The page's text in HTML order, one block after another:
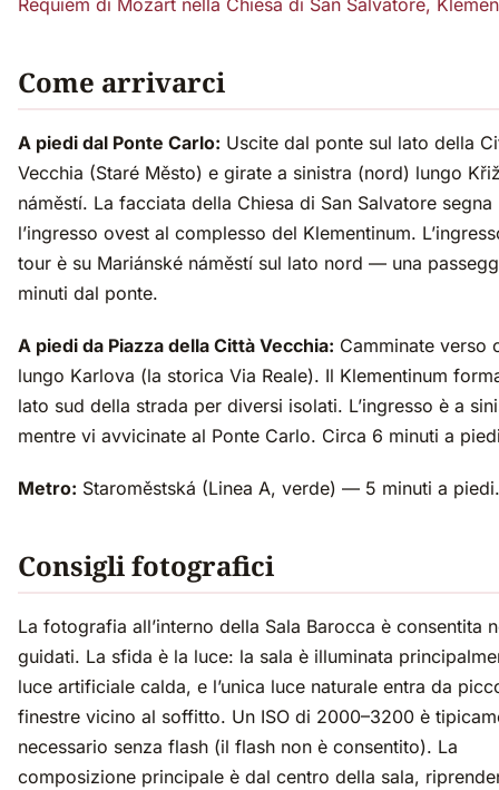
Requiem di Mozart nella Chiesa di San Salvatore,
Come arrivarci
A piedi dal Ponte Carlo: Uscite dal ponte sul lato della
Vecchia (Staré Město) e girate a sinistra (nord) lungo
náměstí. La facciata della Chiesa di San Salvatore segna
l’ingresso ovest al complesso del Klementinum.
tour è su Mariánské náměstí sul lato nord — una
minuti dal ponte.
A piedi da Piazza della Città Vecchia: Camminate verso
lungo Karlova (la storica Via Reale). Il Klementinum
lato sud della strada per diversi isolati. L’ingresso è a
mentre vi avvicinate al Ponte Carlo. Circa 6 minuti a
Metro: Staroměstská (Linea A, verde) — 5 minuti a piedi.
Consigli fotografici
La fotografia all’interno della Sala Barocca è consentita
guidati. La sfida è la luce: la sala è illuminata
luce artificiale calda, e l’unica luce naturale entra da
finestre vicino al soffitto. Un ISO di 2000–3200 è
necessario senza flash (il flash non è consentito). La
composizione principale è dal centro della sala,